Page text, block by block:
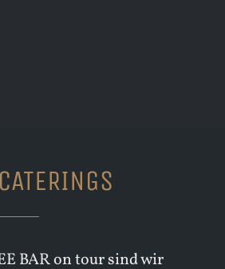
BAR on tour sind wir